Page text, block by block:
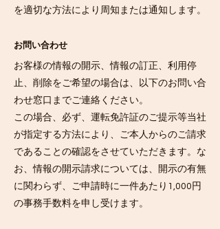
を適切な方法により周知または通知します。
お問い合わせ
お客様の情報の開示、情報の訂正、利用停
止、削除をご希望の場合は、以下のお問い合
わせ窓口までご連絡ください。
この場合、必ず、運転免許証のご提示等当社
が指定する方法により、ご本人からのご請求
であることの確認をさせていただきます。な
お、情報の開示請求については、開示の有無
に関わらず、ご申請時に一件あたり1,000円
の事務手数料を申し受けます。